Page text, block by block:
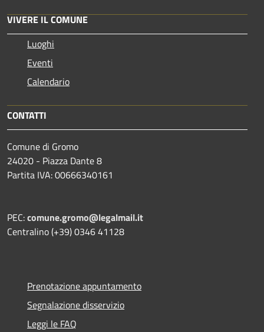
VIVERE IL COMUNE
Luoghi
Eventi
Calendario
CONTATTI
Comune di Gromo
24020 - Piazza Dante 8
Partita IVA: 00666340161
PEC:comune.gromo@legalmail.it
Centralino (+39) 0346 41128
Prenotazione appuntamento
Segnalazione disservizio
Leggi le FAQ